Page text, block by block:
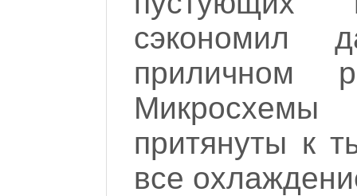
сэкономил
приличном
притянуты к
все